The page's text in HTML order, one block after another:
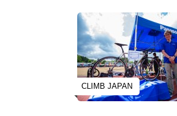
CLIMB JAPAN